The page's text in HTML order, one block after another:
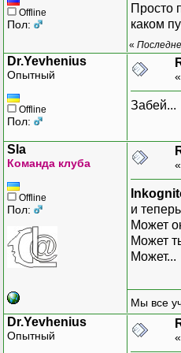
Offline
Пол:
Просто
каком
«
Dr.Yevhenius
Опытный
Offline
Пол:
«
Забей...
Sla
Команда клуба
Offline
Пол:
«
и
Может
Может
Может...
Мы все
Dr.Yevhenius
Опытный «